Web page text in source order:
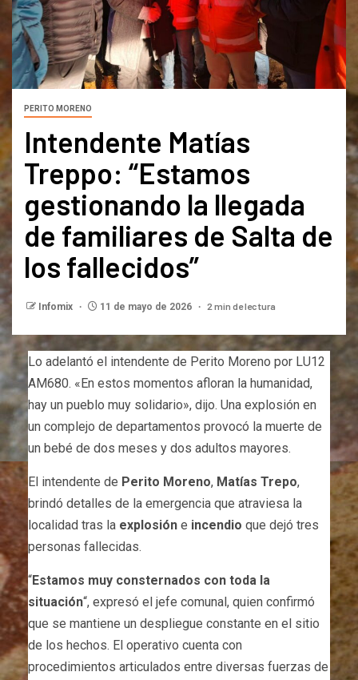
PERITO MORENO
Intendente Matías
Treppo: “Estamos
gestionando la llegada
de familiares de Salta de
los fallecidos”
Infomix 11 de mayo de 2026 2 min de lectura
Lo adelantó el intendente de Perito Moreno por LU12
AM680. «En estos momentos afloran la humanidad,
hay un pueblo muy solidario», dijo. Una explosión en
un complejo de departamentos provocó la muerte de
un bebé de dos meses y dos adultos mayores.
El intendente de Perito Moreno, Matías Trepo,
brindó detalles de la emergencia que atraviesa la
localidad tras la explosión e incendio que dejó tres
personas fallecidas.
“Estamos muy consternados con toda la
situación“, expresó el jefe comunal, quien confirmó
que se mantiene un despliegue constante en el sitio
de los hechos. El operativo cuenta con
procedimientos articulados entre diversas fuerzas de